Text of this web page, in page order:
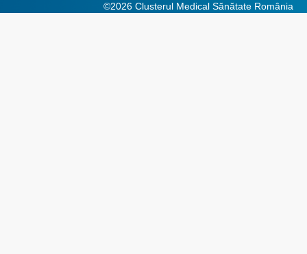
©2026 Clusterul Medical Sănătate România